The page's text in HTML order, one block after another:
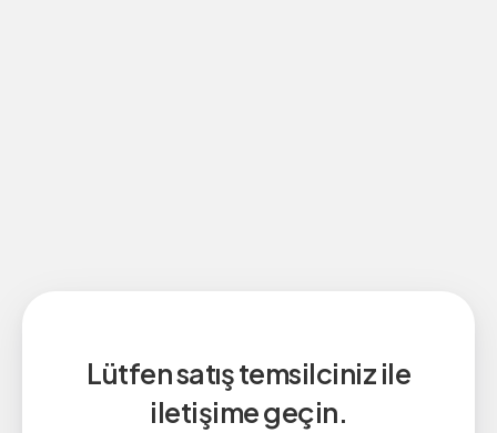
Lütfen satış temsilciniz ile
iletişime geçin.